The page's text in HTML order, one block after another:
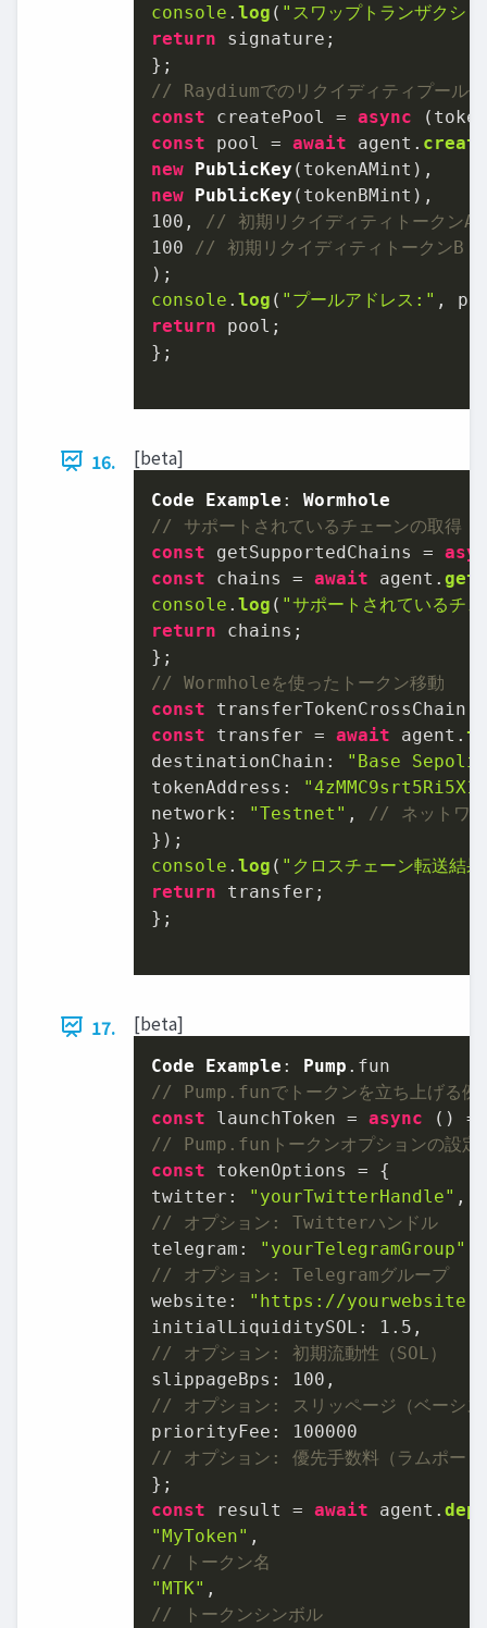
console . log ( "スワップトランザクシ
return signature;
// Raydiumでのリクイディティプール
const createPool = async
const pool = await agent.
new PublicKey
new PublicKey
100 ,
// 初期リクイディティトークンA
100
// 初期リクイディティトークンB
console . log ( "プールアドレス:"
return pool;
};
16. [beta]
Code Example : Wormhole
// サポートされているチェーンの取得
const getSupportedChains =
const chains = await agent.
console . log ( "サポートされているチ
return chains;
// Wormholeを使ったトークン移動
const transferTokenCrossChain
const transfer = await agent.
destinationChain :
"Base
tokenAddress :
network : "Testnet" ,
// ネットワー
console . log ( "クロスチェーン転送結
return transfer;
};
17. [beta]
Code Example : Pump . fun
// Pump.funでトークンを立ち上げる例
const launchToken = async
// Pump.funトークンオプションの設定
const
twitter : "yourTwitterHandle"
// オプション: Twitterハンドル
telegram : "yourTelegramGroup"
// オプション: Telegramグループ
website :
"https://
initialLiquiditySOL : 1.5
// オプション: 初期流動性（SOL）
slippageBps : 100
// オプション: スリッページ（ベーシス
priorityFee :
100000
// オプション: 優先手数料（ラムポート
const result = await agent.
"MyToken"
// トークン名
"MTK"
// トークンシンボル